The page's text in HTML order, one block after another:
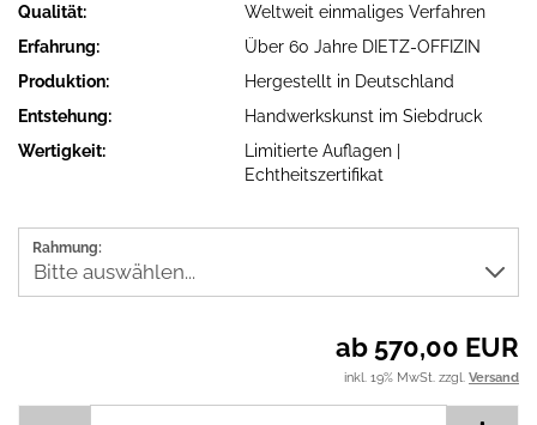
Qualität:
Weltweit einmaliges Verfahren
Erfahrung:
Über 60 Jahre DIETZ-OFFIZIN
Produktion:
Hergestellt in Deutschland
Entstehung:
Handwerkskunst im Siebdruck
Wertigkeit:
Limitierte Auflagen |
Echtheitszertifikat
Rahmung:
ab 570,00 EUR
inkl. 19% MwSt. zzgl. Versand